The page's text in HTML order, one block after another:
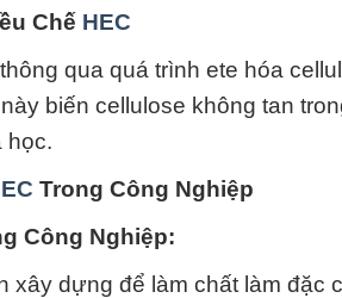
Chế HEC
qua quá trình ete hóa
biến cellulose không tan
học.
Trong Công Nghiệp
Công Nghiệp:
xây dựng để làm chất làm đặc